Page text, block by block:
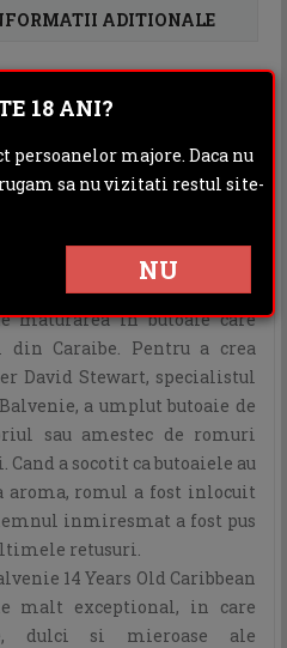
ADITIONALE
Caribbean Cask aduce
a produselor celebrei
whisky-ul imbatranit in
de stejar timp de 14 ani,
maturarea in butoaie care
din Caraibe. Pentru a crea
David Stewart, specialistul
a umplut butoaie de
sau amestec de romuri
a socotit ca butoaiele au
aroma, romul a fost inlocuit
inmiresmat a fost pus
retusuri.
14 Years Old Caribbean
malt exceptional, in care
dulci si mieroase ale
18 ANI?
persoanelor majore. Daca nu
sa nu vizitati restul site-
NU